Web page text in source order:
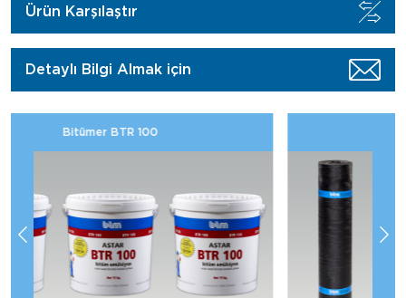
Ürün Karşılaştır
Detaylı Bilgi Almak için
Bituproof Y Yatay